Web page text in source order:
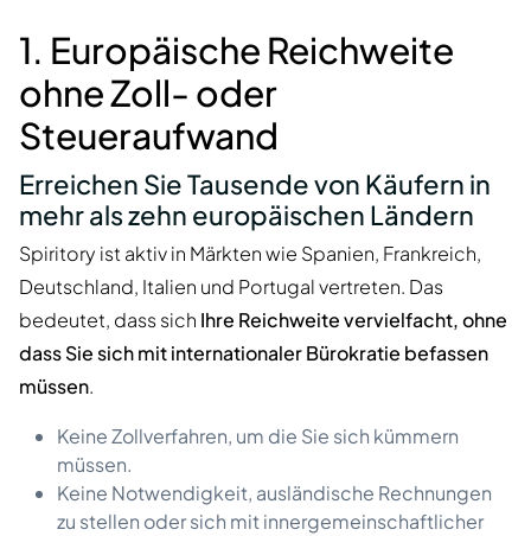
1. Europäische Reichweite
ohne Zoll- oder
Steueraufwand
Erreichen Sie Tausende von Käufern in
mehr als zehn europäischen Ländern
Spiritory ist aktiv in Märkten wie Spanien, Frankreich,
Deutschland, Italien und Portugal vertreten. Das
bedeutet, dass sich Ihre Reichweite vervielfacht, ohne
dass Sie sich mit internationaler Bürokratie befassen
müssen.
Keine Zollverfahren, um die Sie sich kümmern
müssen.
Keine Notwendigkeit, ausländische Rechnungen
zu stellen oder sich mit innergemeinschaftlicher